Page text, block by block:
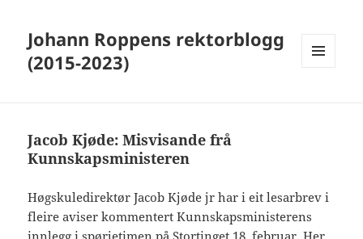
Johann Roppens rektorblogg
(2015-2023)
Jacob Kjøde: Misvisande frå
Kunnskapsministeren
Høgskuledirektør Jacob Kjøde jr har i eit lesarbrev i
fleire aviser kommentert Kunnskapsministerens